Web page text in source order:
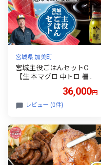
宮城県 加美町
宮城主役ごはんセットC
【生 本マグロ 中トロ 柵
ml×3本）】 | kami-w-sk-c
国産 まぐろ 刺身 中とろ マ
36,000円
レビュー (0件)